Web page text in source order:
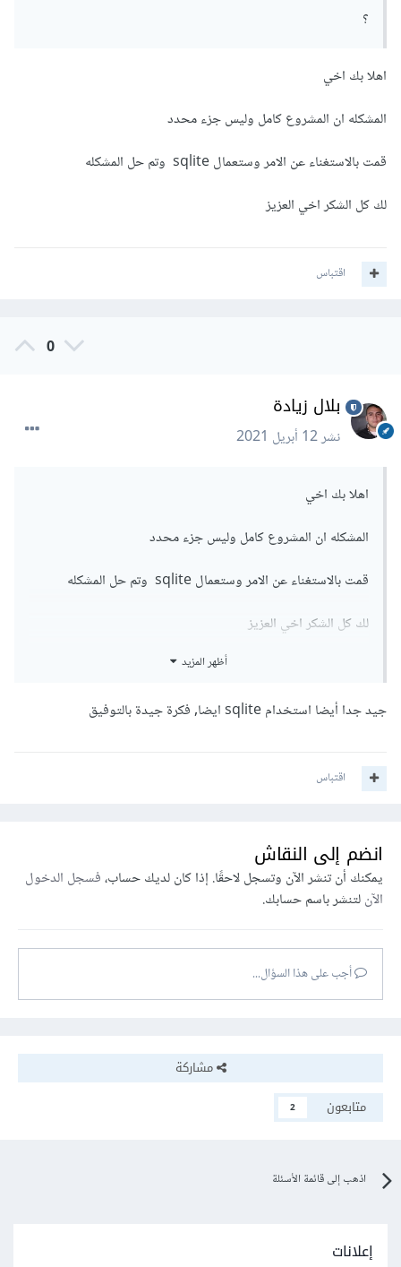
؟
اهلا بك اخي
المشكله ان المشروع كامل وليس جزء محدد
قمت بالاستغناء عن الامر وستعمال sqlite وتم حل المشكله
لك كل الشكر اخي العزيز
اقتباس
0
بلال زيادة
نشر12 أبريل 2021
اهلا بك اخي
المشكله ان المشروع كامل وليس جزء محدد
قمت بالاستغناء عن الامر وستعمال sqlite وتم حل المشكله
لك كل الشكر اخي العزيز
أظهر المزيد
جيد جدا أيضا استخدام sqlite ايضا, فكرة جيدة بالتوفيق
اقتباس
انضم إلى النقاش
يمكنك أن تنشر الآن وتسجل لاحقًا. إذا كان لديك حساب،فسجل الدخول
الآنلتنشر باسم حسابك.
أجب على هذا السؤال...
مشاركة
متابعون
2
اذهب إلى قائمة الأسئلة
إعلانات